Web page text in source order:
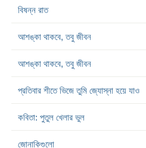
বিষন্ন রাত
আশঙ্কা থাকবে, তবু জীবন
আশঙ্কা থাকবে, তবু জীবন
প্রতিবার শীতে ভিজে তুমি জ্যোস্না হয়ে যাও
কবিতা: পুতুল খেলার ভুল
জোনাকিগুলো